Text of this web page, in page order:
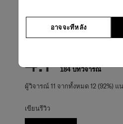
อาจจะทีหลัง
คะแนนรวม
4.1 184 บทวิจารณ์
ผู้วิจารณ์ 11 จากทั้งหมด 12 (92%)
เขียนรีวิว